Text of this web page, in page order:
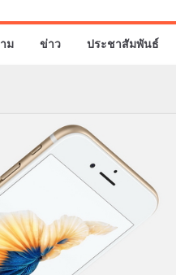
ม ข่าว ประชาสัมพันธ์